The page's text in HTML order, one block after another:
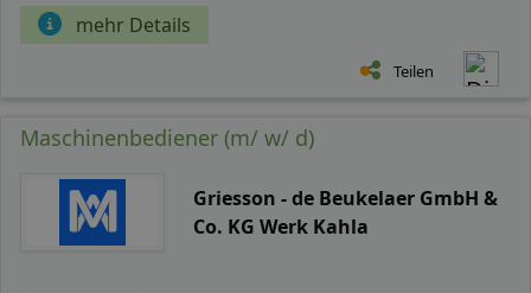
mehr Details
Teilen
Maschinenbediener (m/ w/ d)
Griesson - de Beukelaer GmbH &
Co. KG Werk Kahla